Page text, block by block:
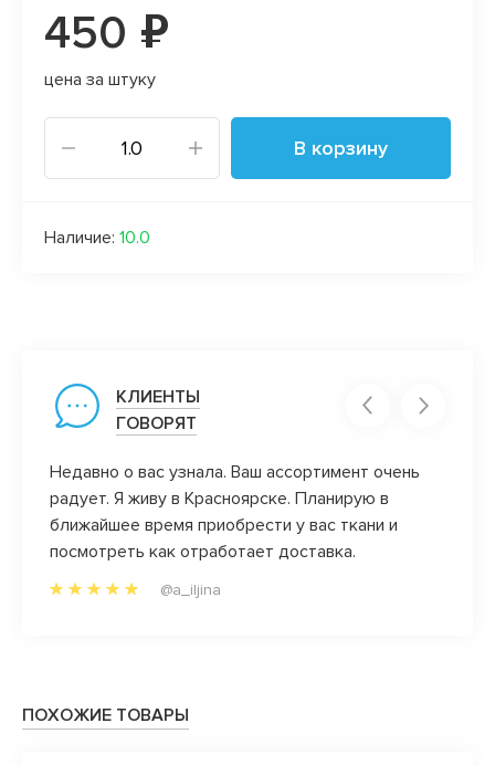
450 ₽
цена за штуку
В корзину
Наличие: 10.0
КЛИЕНТЫ
ГОВОРЯТ
Недавно о вас узнала. Ваш ассортимент очень
радует. Я живу в Красноярске. Планирую в
ближайшее время приобрести у вас ткани и
посмотреть как отработает доставка.
@a_iljina
ПОХОЖИЕ ТОВАРЫ